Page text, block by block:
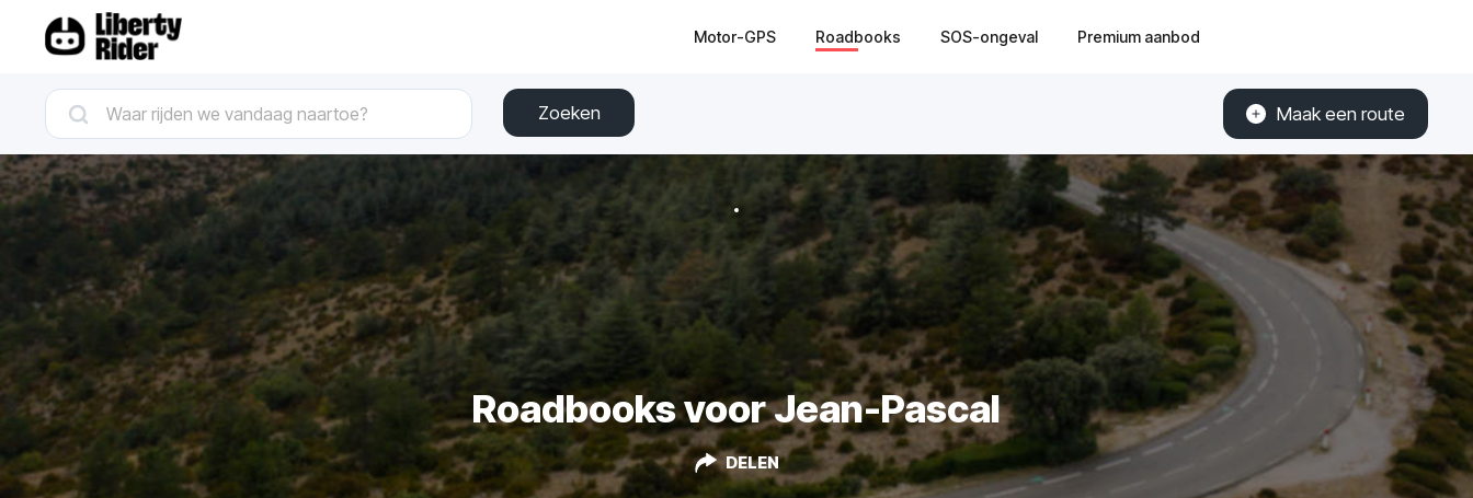
Motor-GPS Roadbooks SOS-ongeval Premium aanbod
Zoeken Maak een route
Roadbooks voor Jean-Pascal
DELEN